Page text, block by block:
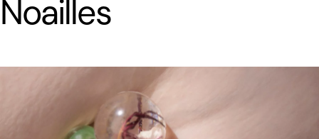
Noailles